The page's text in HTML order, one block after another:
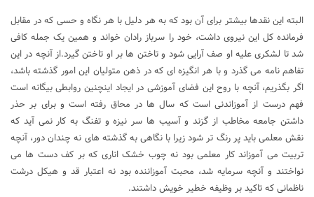
البته این نقدها بیشتر برای آن بود که به هر دلیل با هر نگاه و حسی که در مقابل
فرمانده کل این نیروی داشت، خود را سرباز رادان خواند و همین یک جمله کافی
شد تا لشکری علیه او صف آرایی شود و تاختن ها بر او تاختن گیرد.از آنچه در این
تفاهم نامه می گذرد و با هر انگیزه ای که در ذهن متولیان این امور گذشته باشد،
اگر بگذریم، آنچه با روح این فضای آموزشی در ایجاد اینچنین روابطی بیگانه است
فهم درست از آموزاندنی است که سال ها در محاق رفته است و برای بر حذر
داشتن جامعه مخاطب از گزند و آسیب ها سر نیزه و تفنگ به کار نمی آید که
نقش معلمی باید پر رنگ تر شود زیرا با نگاهی به گذشته های نه چندان دور، آنچه
تربیت می آموزاند کار معلمی بود نه چوب خشک اناری که بر کف دست ها می
نواختند و آنچه سرمایه شد، محبت آموزاننده بود نه اعتبار قد و هیکل درشت
ناظمانی که تاکید بر وظیفه خطیر خویش داشتند.